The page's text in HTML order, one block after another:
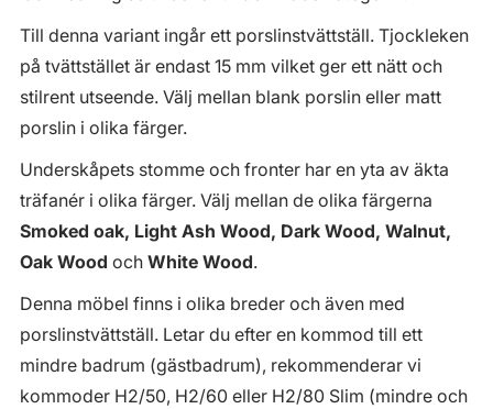
Till denna variant ingår ett porslinstvättställ. Tjockleken
på tvättstället är endast 15 mm vilket ger ett nätt och
stilrent utseende. Välj mellan blank porslin eller matt
porslin i olika färger.
Underskåpets stomme och fronter har en yta av äkta
träfanér i olika färger. Välj mellan de olika färgerna
Smoked oak, Light Ash Wood, Dark Wood, Walnut,
Oak Wood och White Wood.
Denna möbel finns i olika breder och även med
porslinstvättställ. Letar du efter en kommod till ett
mindre badrum (gästbadrum), rekommenderar vi
kommoder H2/50, H2/60 eller H2/80 Slim (mindre och